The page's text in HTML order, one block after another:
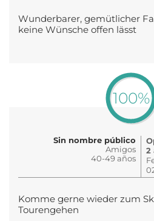
Wunderbarer, gemütlicher
keine Wünsche offen lässt
100%
Sin nombre público
Amigos
40-49 años
2
Komme gerne wieder zum
Tourengehen